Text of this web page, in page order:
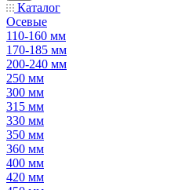
Каталог
Осевые
110-160 мм
170-185 мм
200-240 мм
250 мм
300 мм
315 мм
330 мм
350 мм
360 мм
400 мм
420 мм